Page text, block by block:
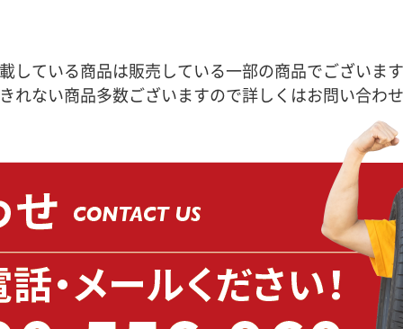
している商品は販売している一部の商品でございま
れない商品多数ございますので詳しくはお問い合わ